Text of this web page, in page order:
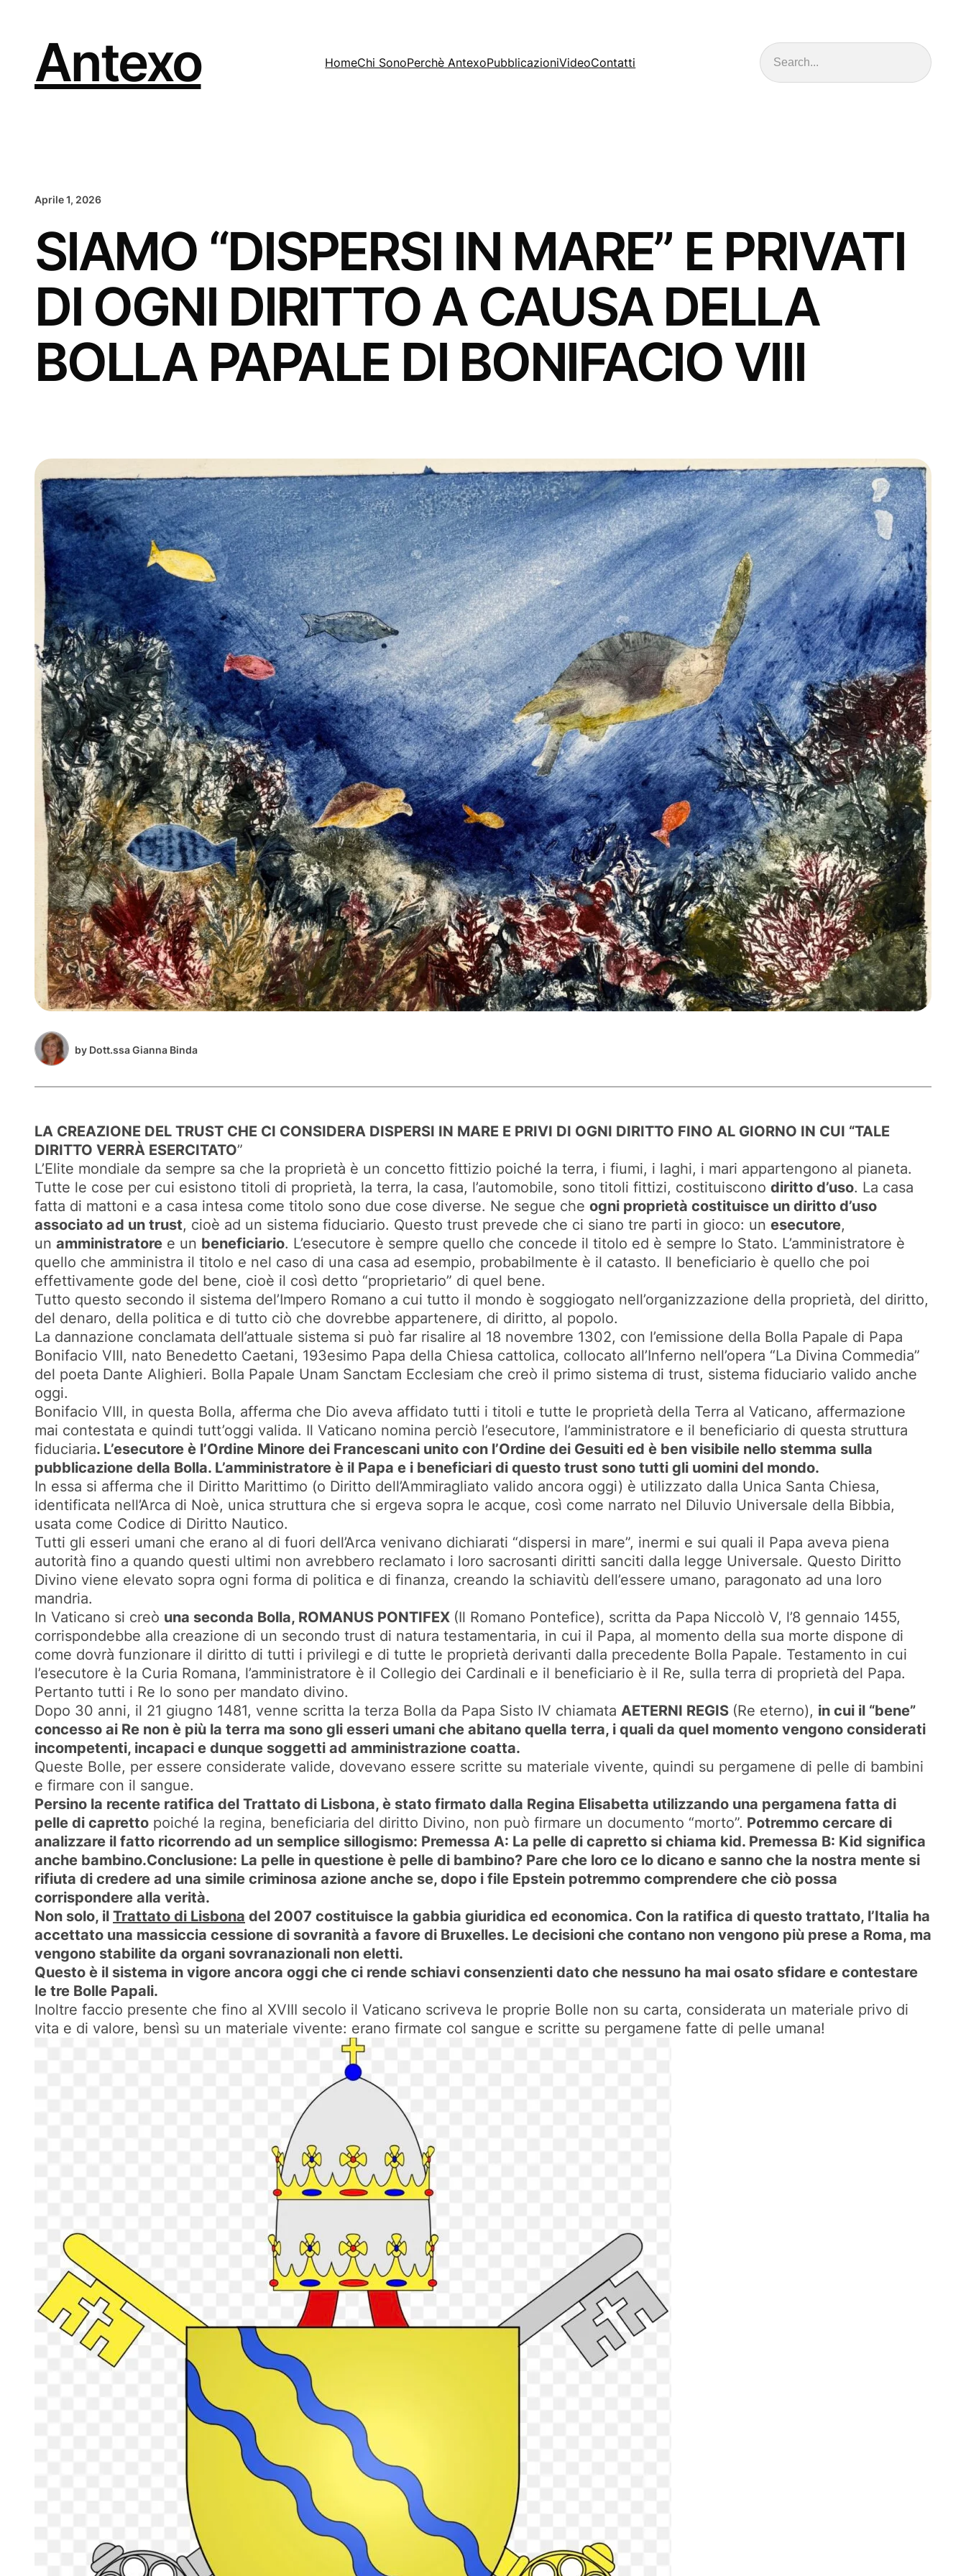
Antexo HomeChi SonoPerchè AntexoPubblicazioniVideoContatti
Cerca
Aprile 1, 2026
SIAMO “DISPERSI IN MARE” E PRIVATI
DI OGNI DIRITTO A CAUSA DELLA
BOLLA PAPALE DI BONIFACIO VIII
by Dott.ssa Gianna Binda
LA CREAZIONE DEL TRUST CHE CI CONSIDERA DISPERSI IN MARE E PRIVI DI OGNI DIRITTO FINO AL GIORNO IN CUI “TALE
DIRITTO VERRÀ ESERCITATO”
L’Elite mondiale da sempre sa che la proprietà è un concetto fittizio poiché la terra, i fiumi, i laghi, i mari appartengono al pianeta.
Tutte le cose per cui esistono titoli di proprietà, la terra, la casa, l’automobile, sono titoli fittizi, costituiscono diritto d’uso. La casa
fatta di mattoni e a casa intesa come titolo sono due cose diverse. Ne segue che ogni proprietà costituisce un diritto d’uso
associato ad un trust, cioè ad un sistema fiduciario. Questo trust prevede che ci siano tre parti in gioco: un esecutore,
un amministratore e un beneficiario. L’esecutore è sempre quello che concede il titolo ed è sempre lo Stato. L’amministratore è
quello che amministra il titolo e nel caso di una casa ad esempio, probabilmente è il catasto. Il beneficiario è quello che poi
effettivamente gode del bene, cioè il così detto “proprietario” di quel bene.
Tutto questo secondo il sistema del’Impero Romano a cui tutto il mondo è soggiogato nell’organizzazione della proprietà, del diritto,
del denaro, della politica e di tutto ciò che dovrebbe appartenere, di diritto, al popolo.
La dannazione conclamata dell’attuale sistema si può far risalire al 18 novembre 1302, con l’emissione della Bolla Papale di Papa
Bonifacio VIII, nato Benedetto Caetani, 193esimo Papa della Chiesa cattolica, collocato all’Inferno nell’opera “La Divina Commedia”
del poeta Dante Alighieri. Bolla Papale Unam Sanctam Ecclesiam che creò il primo sistema di trust, sistema fiduciario valido anche
oggi.
Bonifacio VIII, in questa Bolla, afferma che Dio aveva affidato tutti i titoli e tutte le proprietà della Terra al Vaticano, affermazione
mai contestata e quindi tutt’oggi valida. Il Vaticano nomina perciò l’esecutore, l’amministratore e il beneficiario di questa struttura
fiduciaria. L’esecutore è l’Ordine Minore dei Francescani unito con l’Ordine dei Gesuiti ed è ben visibile nello stemma sulla
pubblicazione della Bolla. L’amministratore è il Papa e i beneficiari di questo trust sono tutti gli uomini del mondo.
In essa si afferma che il Diritto Marittimo (o Diritto dell’Ammiragliato valido ancora oggi) è utilizzato dalla Unica Santa Chiesa,
identificata nell’Arca di Noè, unica struttura che si ergeva sopra le acque, così come narrato nel Diluvio Universale della Bibbia,
usata come Codice di Diritto Nautico.
Tutti gli esseri umani che erano al di fuori dell’Arca venivano dichiarati “dispersi in mare”, inermi e sui quali il Papa aveva piena
autorità fino a quando questi ultimi non avrebbero reclamato i loro sacrosanti diritti sanciti dalla legge Universale. Questo Diritto
Divino viene elevato sopra ogni forma di politica e di finanza, creando la schiavitù dell’essere umano, paragonato ad una loro
mandria.
In Vaticano si creò una seconda Bolla, ROMANUS PONTIFEX (Il Romano Pontefice), scritta da Papa Niccolò V, l’8 gennaio 1455,
corrispondebbe alla creazione di un secondo trust di natura testamentaria, in cui il Papa, al momento della sua morte dispone di
come dovrà funzionare il diritto di tutti i privilegi e di tutte le proprietà derivanti dalla precedente Bolla Papale. Testamento in cui
l’esecutore è la Curia Romana, l’amministratore è il Collegio dei Cardinali e il beneficiario è il Re, sulla terra di proprietà del Papa.
Pertanto tutti i Re lo sono per mandato divino.
Dopo 30 anni, il 21 giugno 1481, venne scritta la terza Bolla da Papa Sisto IV chiamata AETERNI REGIS (Re eterno), in cui il “bene”
concesso ai Re non è più la terra ma sono gli esseri umani che abitano quella terra, i quali da quel momento vengono considerati
incompetenti, incapaci e dunque soggetti ad amministrazione coatta.
Queste Bolle, per essere considerate valide, dovevano essere scritte su materiale vivente, quindi su pergamene di pelle di bambini
e firmare con il sangue.
Persino la recente ratifica del Trattato di Lisbona, è stato firmato dalla Regina Elisabetta utilizzando una pergamena fatta di
pelle di capretto poiché la regina, beneficiaria del diritto Divino, non può firmare un documento “morto”. Potremmo cercare di
analizzare il fatto ricorrendo ad un semplice sillogismo: Premessa A: La pelle di capretto si chiama kid. Premessa B: Kid significa
anche bambino.Conclusione: La pelle in questione è pelle di bambino? Pare che loro ce lo dicano e sanno che la nostra mente si
rifiuta di credere ad una simile criminosa azione anche se, dopo i file Epstein potremmo comprendere che ciò possa
corrispondere alla verità.
Non solo, il Trattato di Lisbona del 2007 costituisce la gabbia giuridica ed economica. Con la ratifica di questo trattato, l’Italia ha
accettato una massiccia cessione di sovranità a favore di Bruxelles. Le decisioni che contano non vengono più prese a Roma, ma
vengono stabilite da organi sovranazionali non eletti.
Questo è il sistema in vigore ancora oggi che ci rende schiavi consenzienti dato che nessuno ha mai osato sfidare e contestare
le tre Bolle Papali.
Inoltre faccio presente che fino al XVIII secolo il Vaticano scriveva le proprie Bolle non su carta, considerata un materiale privo di
vita e di valore, bensì su un materiale vivente: erano firmate col sangue e scritte su pergamene fatte di pelle umana!